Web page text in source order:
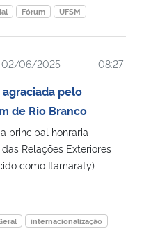
Fórum UFSM
02/06/2025 08:27
agraciada pelo
de Rio Branco
principal honraria
Relações Exteriores
como Itamaraty)
internacionalização